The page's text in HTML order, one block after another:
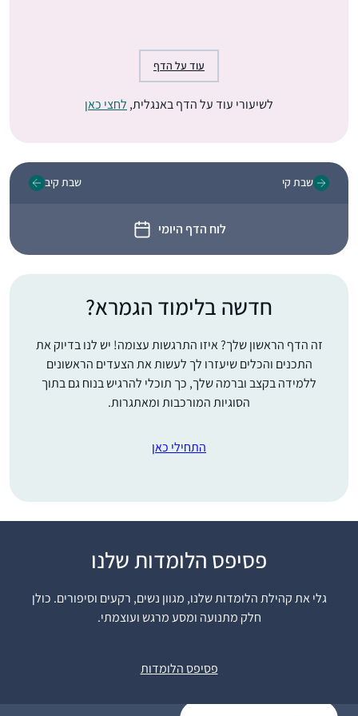
עוד על הדף
לשיעורי עוד על הדף באנגלית, לחצי כאן
שבת קי
לוח הדף היומי
שבת קיב
חדשה בלימוד הגמרא?
זה הדף הראשון שלך? איזו התרגשות עצומה! יש לנו בדיוק את
התכנים והכלים שיעזרו לך לעשות את הצעדים הראשונים
ללמידה בקצב וברמה שלך, כך תוכלי להרגיש בנוח גם בתוך
הסוגיות המורכבות ומאתגרות.
התחילי כאן
פסיפס הלומדות שלנו
גלי את קהילת הלומדות שלנו, מגוון נשים, רקעים וסיפורים. כולן
חלק מתנועה ומסע מרגש ועוצמתי.
פסיפס הלומדות
של הדף היומי ע”י נשים
בבנייני האומה. רציתי גם.
החלטתי להצטרף.
התחלתי ושיכנעתי את
ומפגש חודשי איתן בנושא
ליאת סיטרון